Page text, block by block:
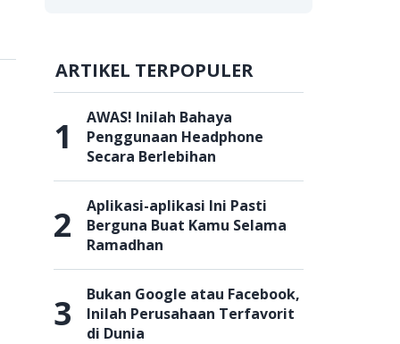
ARTIKEL TERPOPULER
1
AWAS! Inilah Bahaya
Penggunaan Headphone
Secara Berlebihan
2
Aplikasi-aplikasi Ini Pasti
Berguna Buat Kamu Selama
Ramadhan
3
Bukan Google atau Facebook,
Inilah Perusahaan Terfavorit
di Dunia